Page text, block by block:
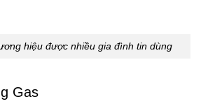
hiệu được nhiều gia đình tin dùng
Gas